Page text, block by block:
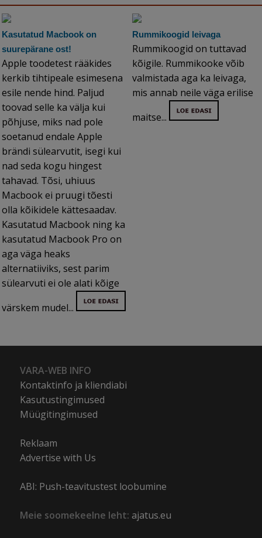
Kasutatud Macbook on
suurepärane ost!
Apple toodetest rääkides
kerkib tihtipeale esimesena
esile nende hind. Paljud
toovad selle ka välja kui
põhjuse, miks nad pole
soetanud endale Apple
brändi sülearvutit, isegi kui
nad seda kogu hingest
tahavad. Tõsi, uhiuus
Macbook ei pruugi tõesti
olla kõikidele kättesaadav.
Kasutatud Macbook ning ka
kasutatud Macbook Pro on
aga väga heaks
alternatiiviks, sest parim
sülearvuti ei ole alati kõige
värskem mudel...
Rummikoogid leivaga
Rummikoogid on tuttavad
kõigile. Rummikooke võib
valmistada aga ka leivaga,
mis annab neile väga erilise
maitse...
VARA-WEB INFO
Kontaktinfo ja kliendiabi
Kasutustingimused
Müügitingimused
Reklaam
Advertise with Us
ABI: Push-teavitustest loobumine
Meie soomekeelne leht: ajatus.eu